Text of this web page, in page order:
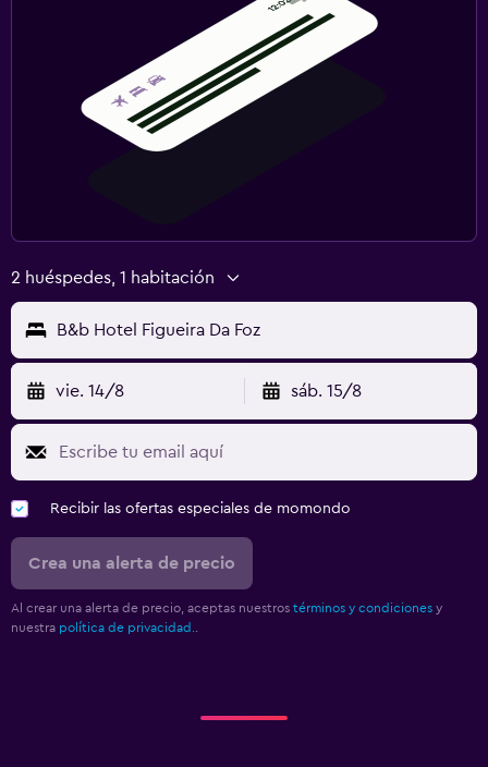
2 huéspedes, 1 habitación
B&b Hotel Figueira Da Foz
vie. 14/8 sáb. 15/8
Recibir las ofertas especiales de momondo
Crea una alerta de precio
Al crear una alerta de precio, aceptas nuestros términos y condiciones y
nuestra política de privacidad.